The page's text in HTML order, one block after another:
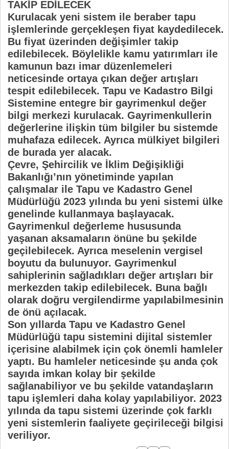
TAKİP EDİLECEK
Kurulacak yeni sistem ile beraber tapu
işlemlerinde gerçekleşen fiyat kaydedilecek.
Bu fiyat üzerinden değişimler takip
edilebilecek. Böylelikle kamu yatırımları ile
kamunun bazı imar düzenlemeleri
neticesinde ortaya çıkan değer artışları
tespit edilebilecek. Tapu ve Kadastro Bilgi
Sistemine entegre bir gayrimenkul değer
bilgi merkezi kurulacak. Gayrimenkullerin
değerlerine ilişkin tüm bilgiler bu sistemde
muhafaza edilecek. Ayrıca mülkiyet bilgileri
de burada yer alacak.
Çevre, Şehircilik ve İklim Değişikliği
Bakanlığı’nın yönetiminde yapılan
çalışmalar ile Tapu ve Kadastro Genel
Müdürlüğü 2023 yılında bu yeni sistemi ülke
genelinde kullanmaya başlayacak.
Gayrimenkul değerleme hususunda
yaşanan aksamaların önüne bu şekilde
geçilebilecek. Ayrıca meselenin vergisel
boyutu da bulunuyor. Gayrimenkul
sahiplerinin sağladıkları değer artışları bir
merkezden takip edilebilecek. Buna bağlı
olarak doğru vergilendirme yapılabilmesinin
de önü açılacak.
Son yıllarda Tapu ve Kadastro Genel
Müdürlüğü tapu sistemini dijital sistemler
içerisine alabilmek için çok önemli hamleler
yaptı. Bu hamleler neticesinde şu anda çok
sayıda imkan kolay bir şekilde
sağlanabiliyor ve bu şekilde vatandaşların
tapu işlemleri daha kolay yapılabiliyor. 2023
yılında da tapu sistemi üzerinde çok farklı
yeni sistemlerin faaliyete geçirileceği bilgisi
veriliyor.